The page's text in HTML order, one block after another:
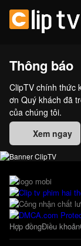
Thông báo
ClipTV chính thức
ơn Quý khách đã
của chúng tôi.
Xem ngay
Hợp đồngĐiều khoản